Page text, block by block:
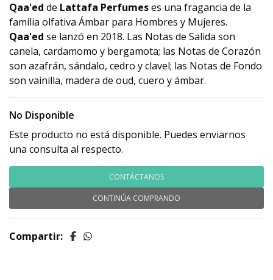
Qaa'ed de Lattafa Perfumeses una fragancia de la
familia olfativa Ámbar para Hombres y Mujeres.
Qaa'ed se lanzó en 2018. Las Notas de Salida son
canela, cardamomo y bergamota; las Notas de Corazón
son azafrán, sándalo, cedro y clavel; las Notas de Fondo
son vainilla, madera de oud, cuero y ámbar.
No Disponible
Este producto no está disponible. Puedes enviarnos
una consulta al respecto.
CONTÁCTANOS
CONTINÚA COMPRANDO
Compartir: